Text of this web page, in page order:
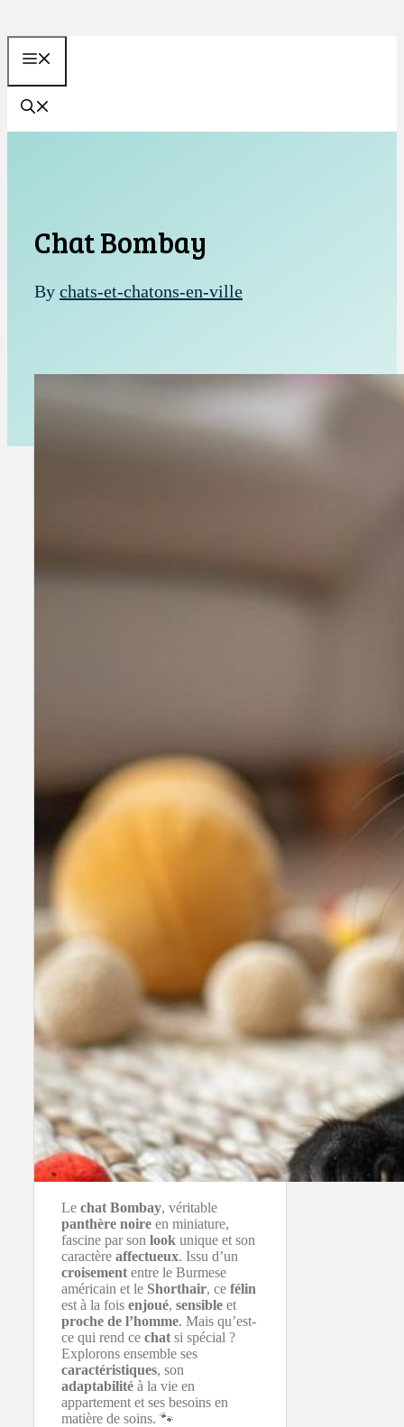
Aller
Chat Bombay
By chats-et-chatons-en-ville
Le chat Bombay, véritable
panthère noire en miniature,
fascine par son look unique et son
caractère affectueux. Issu d’un
croisement entre le Burmese
américain et le Shorthair, ce félin
est à la fois enjoué, sensible et
proche de l’homme. Mais qu’est-
ce qui rend ce chat si spécial ?
Explorons ensemble ses
caractéristiques, son
adaptabilité à la vie en
appartement et ses besoins en
matière de soins. 🐾